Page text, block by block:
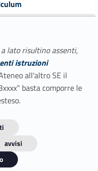
lato risultino assenti,
istruzioni
all'altro SE il
basta comporre le
avvisi